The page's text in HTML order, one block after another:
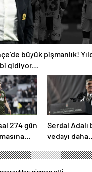
büyük pişmanlık!
gidiyor…
274 gün
Serdal Adalı
vedayı daha
opsiyonunu
kullanacaklar”